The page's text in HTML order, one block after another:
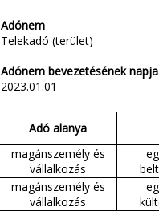
Adónem
Telekadó (terület)
Adónem bevezetésének napja
2023.01.01
Adó alanya
magánszemély és
vállalkozás
magánszemély és
vállalkozás